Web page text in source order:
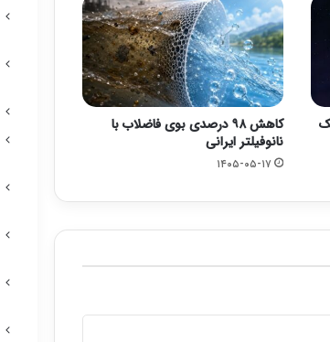
۲ را یک
کاهش ۹۸ درصدی بوی فاضلاب با
نانوفیلتر ایرانی
۱۴۰۵-۰۵-۱۷